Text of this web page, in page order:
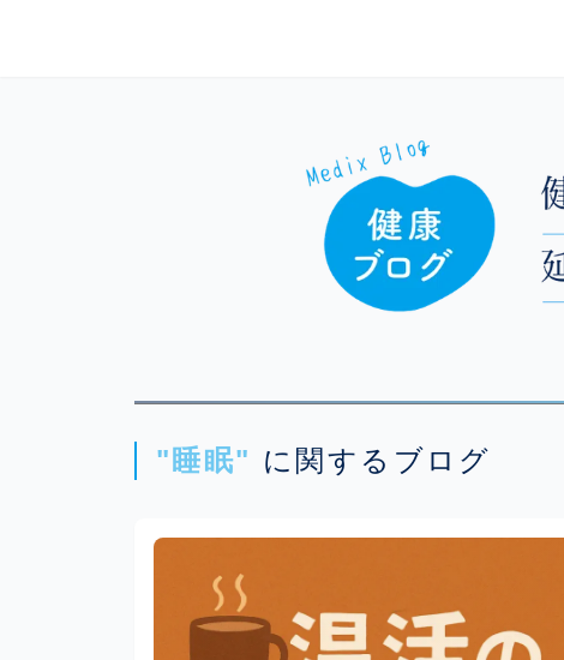
"睡眠" に関するブログ